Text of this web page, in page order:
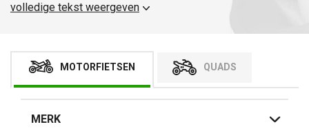
All Balls Racing, Athena, K-TECH, MOTION STUFF en SKF. We
de hoogste kwaliteits- en duurzaamheidsnormen. We raden je ook
aan om andere reserveonderdelen te bekijken, zoals
motorfietsaccu's.
volledige tekst weergeven
MOTORFIETSEN QUADS
MERK